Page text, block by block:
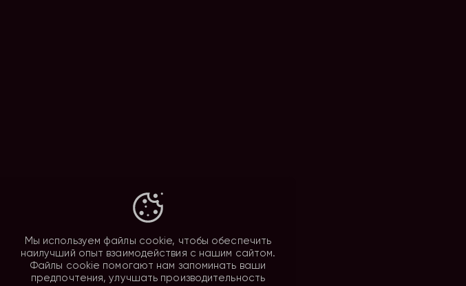
Мы используем файлы cookie, чтобы обеспечить
наилучший опыт взаимодействия с нашим сайтом.
Файлы cookie помогают нам запоминать ваши
предпочтения, улучшать производительность